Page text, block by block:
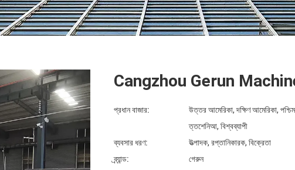
Cangzhou Gerun
প্রধান বাজার:
উত্তর আমেরিকা, দক্ষিণ আমেরিকা,
ত্তশেনিআ, বিশ্বব্যাপী
ব্যবসার ধরণ:
উত্পাদক, রপ্তানিকারক, বিক্রেতা
ব্র্যান্ড:
গেরুন